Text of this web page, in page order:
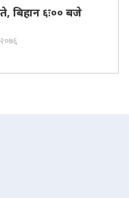
बिहान ६ः०० बजे